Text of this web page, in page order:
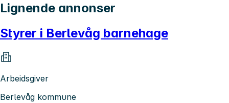
Lignende annonser
Styrer i Berlevåg barnehage
Arbeidsgiver
Berlevåg kommune